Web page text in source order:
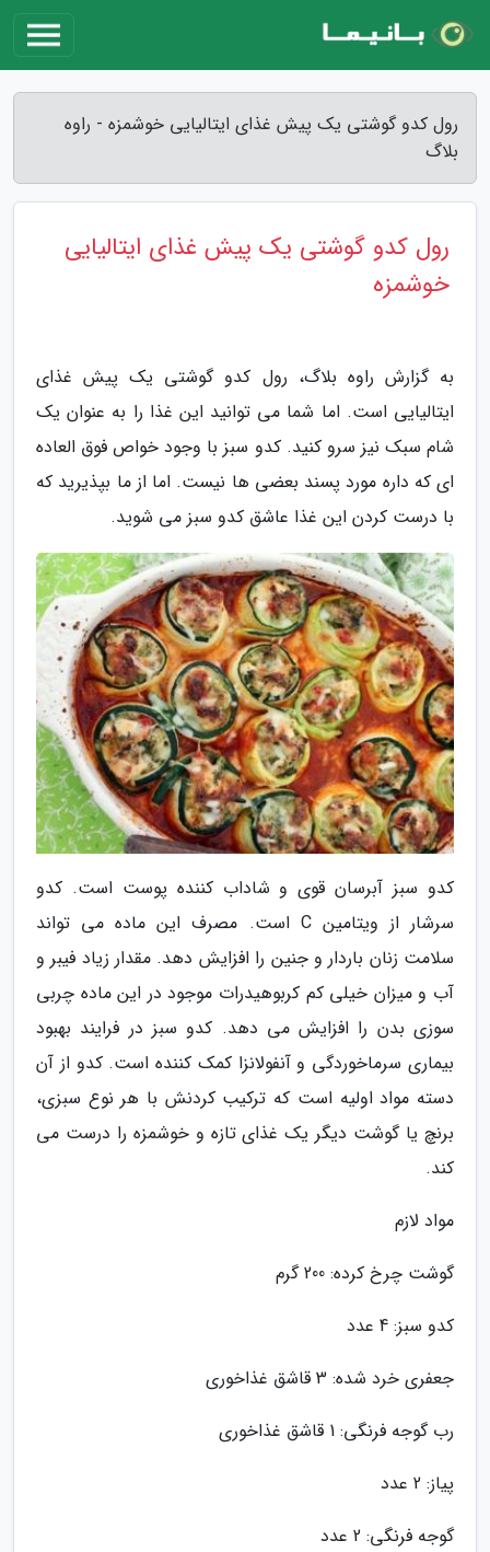
رول کدو گوشتی یک پیش غذای ایتالیایی خوشمزه - راوه
بلاگ
رول کدو گوشتی یک پیش غذای ایتالیایی
خوشمزه
به گزارش راوه بلاگ، رول کدو گوشتی یک پیش غذای
ایتالیایی است. اما شما می توانید این غذا را به عنوان یک
شام سبک نیز سرو کنید. کدو سبز با وجود خواص فوق العاده
ای که داره مورد پسند بعضی ها نیست. اما از ما بپذیرید که
با درست کردن این غذا عاشق کدو سبز می شوید.
کدو سبز آبرسان قوی و شاداب کننده پوست است. کدو
سرشار از ویتامین C است. مصرف این ماده می تواند
سلامت زنان باردار و جنین را افزایش دهد. مقدار زیاد فیبر و
آب و میزان خیلی کم کربوهیدرات موجود در این ماده چربی
سوزی بدن را افزایش می دهد. کدو سبز در فرایند بهبود
بیماری سرماخوردگی و آنفولانزا کمک کننده است. کدو از آن
دسته مواد اولیه است که ترکیب کردنش با هر نوع سبزی،
برنچ یا گوشت دیگر یک غذای تازه و خوشمزه را درست می
کند.
مواد لازم
گوشت چرخ کرده: 200 گرم
کدو سبز: 4 عدد
جعفری خرد شده: 3 قاشق غذاخوری
رب گوجه فرنگی: 1 قاشق غذاخوری
پیاز: 2 عدد
گوجه فرنگی: 2 عدد